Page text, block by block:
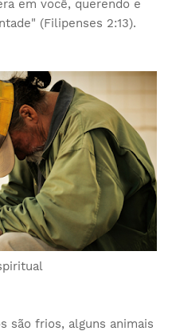
em você, querendo e
(Filipenses 2:13).
são frios, alguns animais